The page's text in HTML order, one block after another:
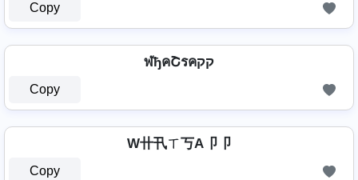
Copy
ฬђคՇรคקק
Copy
W卄卂ㄒ丂A卩卩
Copy